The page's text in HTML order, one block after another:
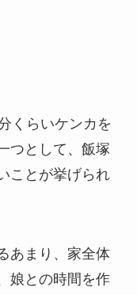
くらいケンカを
つとして、飯塚
ことが挙げられ
あまり、家全体
娘との時間を作